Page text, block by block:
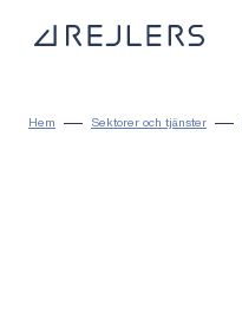
Hem Sektorer och tjänster